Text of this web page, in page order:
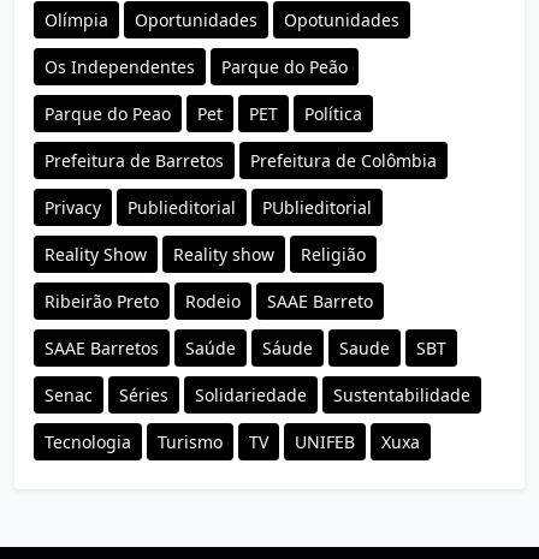
Olímpia Oportunidades Opotunidades
Os Independentes Parque do Peão
Parque do Peao Pet PET Política
Prefeitura de Barretos Prefeitura de Colômbia
Privacy Publieditorial PUblieditorial
Reality Show Reality show Religião
Ribeirão Preto Rodeio SAAE Barreto
SAAE Barretos Saúde Sáude Saude SBT
Senac Séries Solidariedade Sustentabilidade
Tecnologia Turismo TV UNIFEB Xuxa